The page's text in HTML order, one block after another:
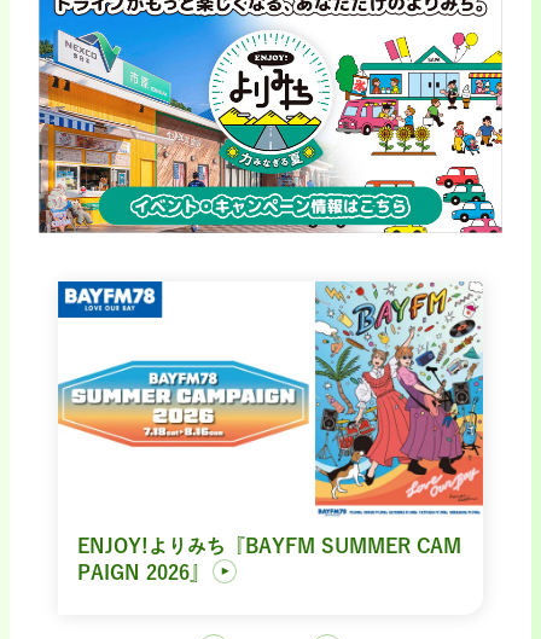
ENJOY!よりみち『BAYFM SUMMER CAM
PAIGN 2026』